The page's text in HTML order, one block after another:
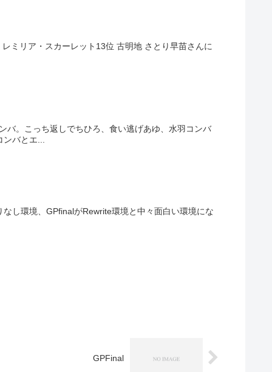
ミリア・スカーレット13位 古明地 さとり早苗さんに
。こっち返しでちひろ、食い逃げあゆ、水羽コンバ
バとエ...
し環境、GPfinalがRewrite環境と中々面白い環境にな
GPFinal